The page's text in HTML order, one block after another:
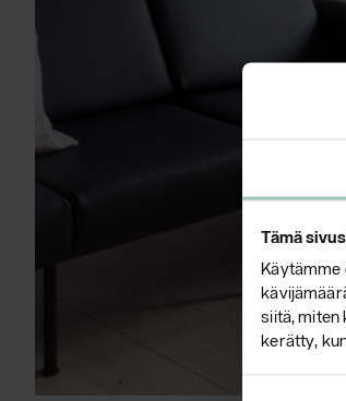
Tämä
Käytämme
siitä, miten
kerätty,